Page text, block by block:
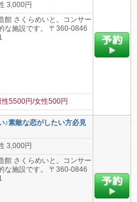
3,000円
さくらめいと。コンサー
な施設です。 〒360-0846
5500円/女性500円
♪素敵な恋がしたい方必見
3,000円
さくらめいと。コンサー
な施設です。 〒360-0846